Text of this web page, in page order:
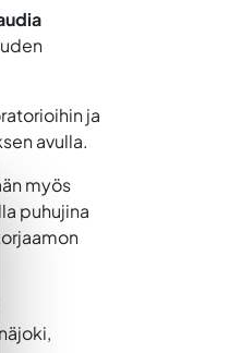
ja
avulla.
myös
puhujina